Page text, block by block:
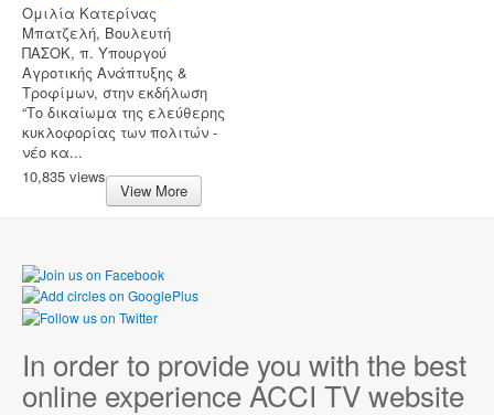
Ομιλία Κατερίνας
Μπατζελή, Βουλευτή
ΠΑΣΟΚ, π. Υπουργού
Αγροτικής Ανάπτυξης &
Τροφίμων, στην εκδήλωση
“Το δικαίωμα της ελεύθερης
κυκλοφορίας των πολιτών -
νέο κα...
10,835 views
View More
In order to provide you with the best
online experience ACCI TV website